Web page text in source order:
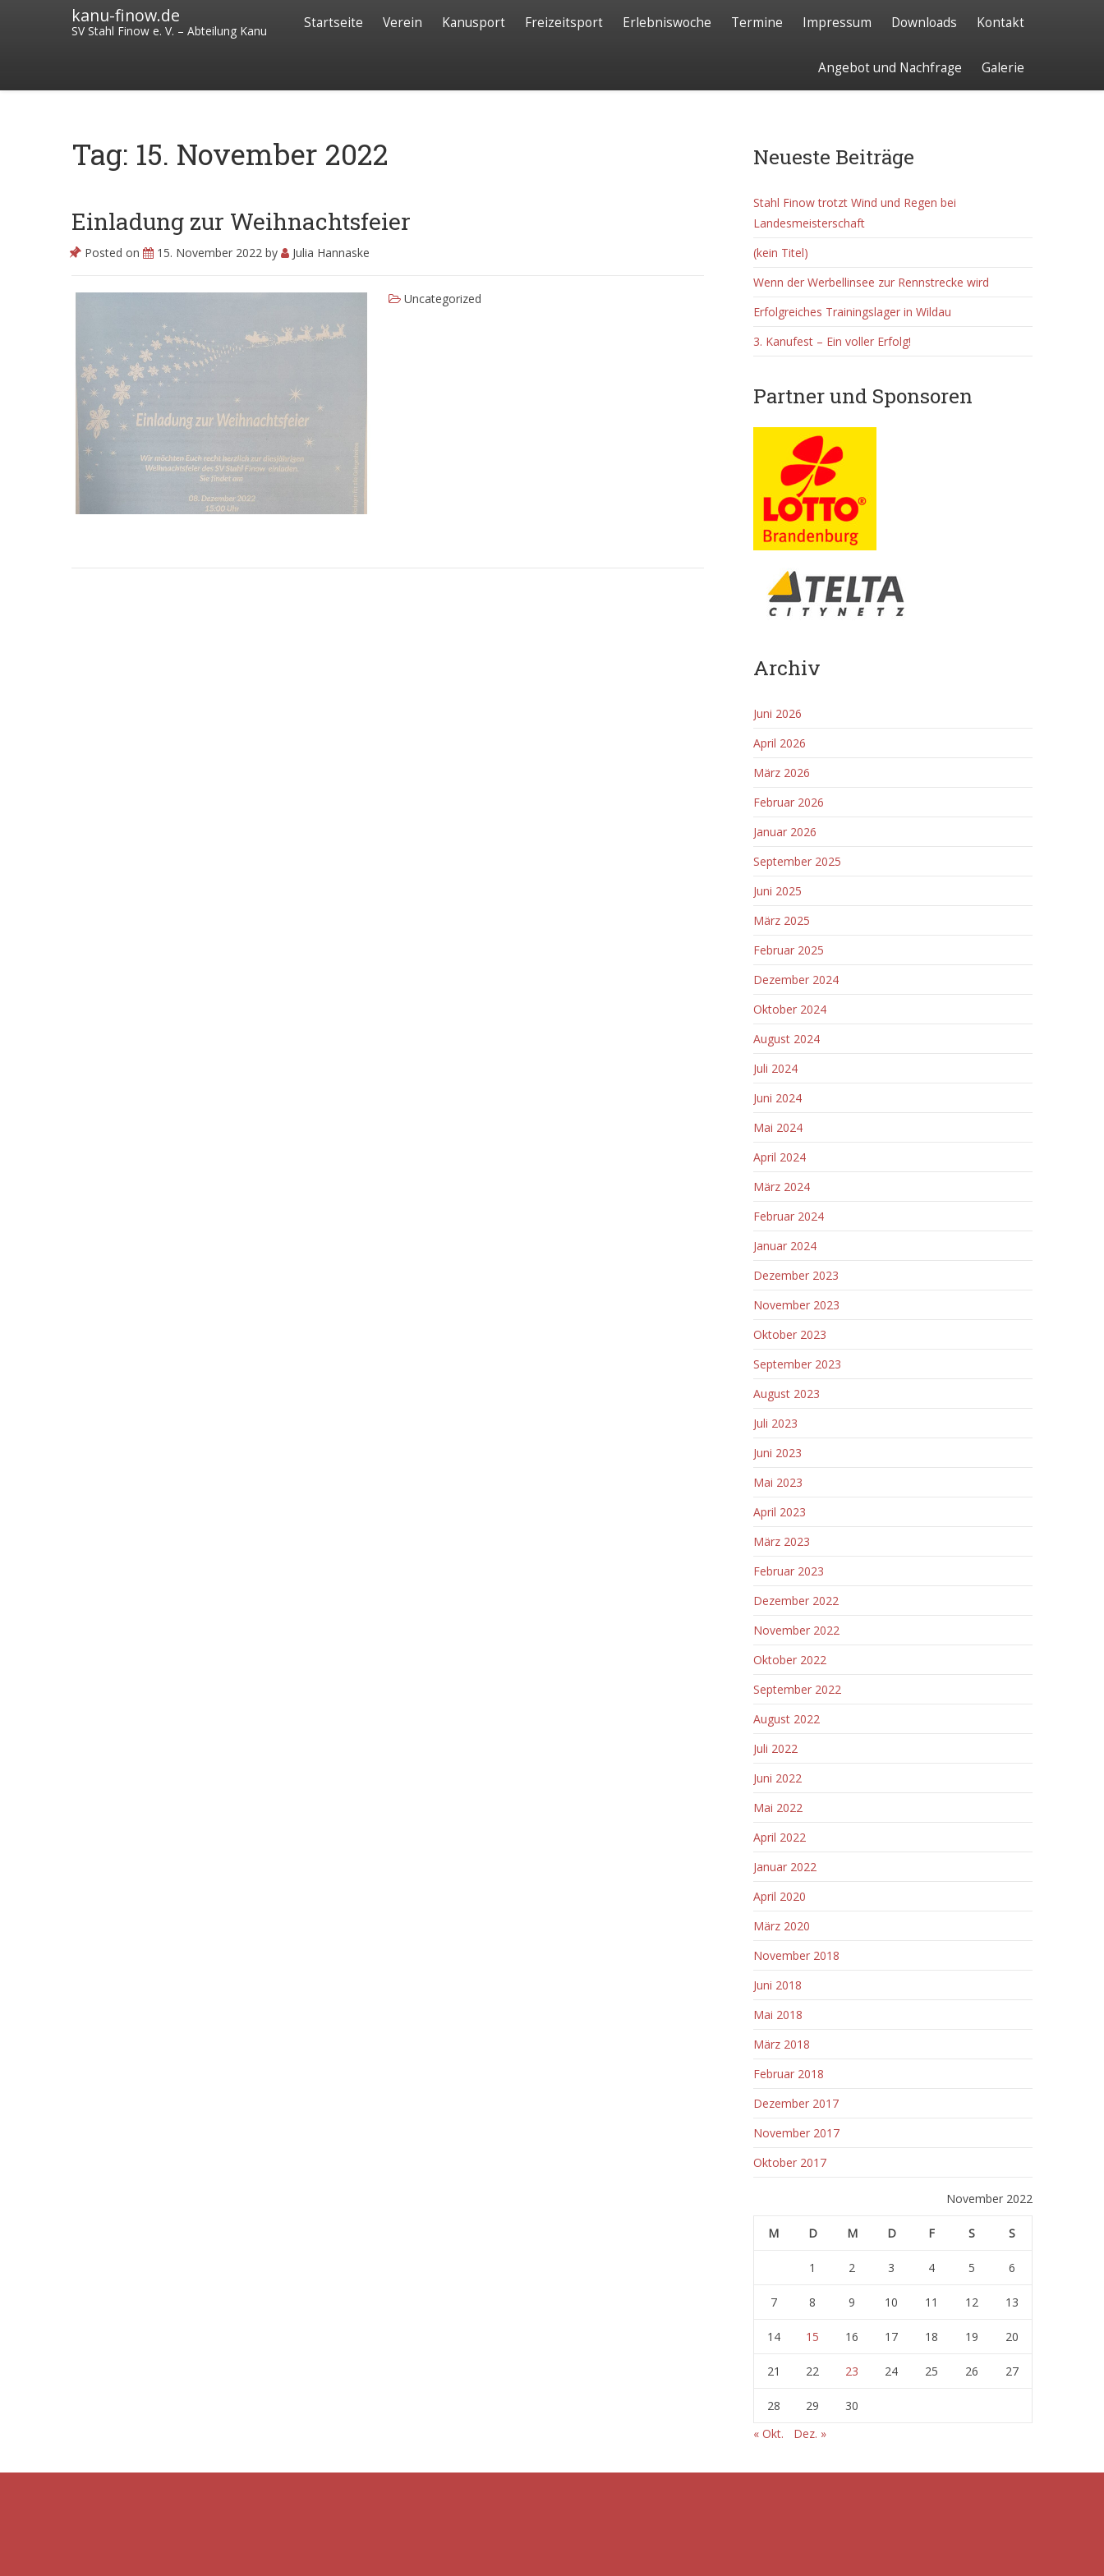
kanu-finow.de
SV Stahl Finow e. V. – Abteilung Kanu Startseite Verein Kanusport Freizeitsport Erlebniswoche Termine Impressum Downloads Kontakt
Angebot und Nachfrage Galerie
Tag: 15. November 2022
Einladung zur Weihnachtsfeier
Posted on 15. November 2022 by Julia Hannaske
Uncategorized
Neueste Beiträge
Stahl Finow trotzt Wind und Regen bei
Landesmeisterschaft
(kein Titel)
Wenn der Werbellinsee zur Rennstrecke wird
Erfolgreiches Trainingslager in Wildau
3. Kanufest – Ein voller Erfolg!
Partner und Sponsoren
Archiv
Juni 2026
April 2026
März 2026
Februar 2026
Januar 2026
September 2025
Juni 2025
März 2025
Februar 2025
Dezember 2024
Oktober 2024
August 2024
Juli 2024
Juni 2024
Mai 2024
April 2024
März 2024
Februar 2024
Januar 2024
Dezember 2023
November 2023
Oktober 2023
September 2023
August 2023
Juli 2023
Juni 2023
Mai 2023
April 2023
März 2023
Februar 2023
Dezember 2022
November 2022
Oktober 2022
September 2022
August 2022
Juli 2022
Juni 2022
Mai 2022
April 2022
Januar 2022
April 2020
März 2020
November 2018
Juni 2018
Mai 2018
März 2018
Februar 2018
Dezember 2017
November 2017
Oktober 2017
November 2022
M D M D F S S
1 2 3 4 5 6
7 8 9 10 11 12 13
14 15 16 17 18 19 20
21 22 23 24 25 26 27
28 29
30
« Okt.
Dez. »